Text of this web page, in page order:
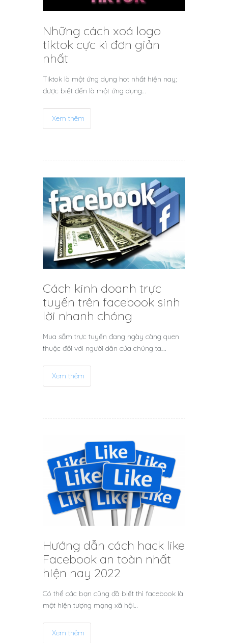
Những cách xoá logo
tiktok cực kì đơn giản
nhất
Tiktok là một ứng dụng hot nhất hiện nay;
được biết đến là một ứng dụng…
Xem thêm
Cách kinh doanh trực
tuyến trên facebook sinh
lời nhanh chóng
Mua sắm trực tuyến đang ngày càng quen
thuộc đối với người dân của chúng ta.…
Xem thêm
Hướng dẫn cách hack like
Facebook an toàn nhất
hiện nay 2022
Có thể các bạn cũng đã biết thì facebook là
một hiện tượng mạng xã hội…
Xem thêm